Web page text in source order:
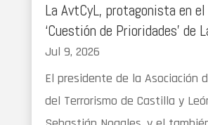
La AvtCyL, protagonista en
‘Cuestión de Prioridades’ de
Jul 9, 2026
El presidente de la Asociación
del Terrorismo de Castilla y